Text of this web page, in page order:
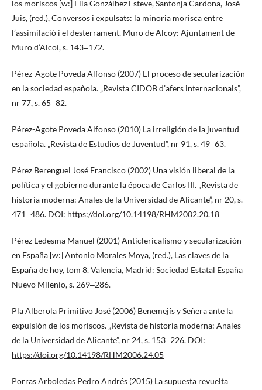
los moriscos [w:] Elia Gonzálbez Esteve, Santonja Cardona, José
Juis, (red.), Conversos i expulsats: la minoria morisca entre
l’assimilació i el desterrament. Muro de Alcoy: Ajuntament de
Muro d’Alcoi, s. 143‒172.
Pérez-Agote Poveda Alfonso (2007) El proceso de secularización
en la sociedad española. „Revista CIDOB d’afers internacionals”,
nr 77, s. 65‒82.
Pérez-Agote Poveda Alfonso (2010) La irreligión de la juventud
española. „Revista de Estudios de Juventud”, nr 91, s. 49‒63.
Pérez Berenguel José Francisco (2002) Una visión liberal de la
política y el gobierno durante la época de Carlos III. „Revista de
historia moderna: Anales de la Universidad de Alicante”, nr 20, s.
471‒486. DOI: https://doi.org/10.14198/RHM2002.20.18
Pérez Ledesma Manuel (2001) Anticlericalismo y secularización
en España [w:] Antonio Morales Moya, (red.), Las claves de la
España de hoy, tom 8. Valencia, Madrid: Sociedad Estatal España
Nuevo Milenio, s. 269‒286.
Pla Alberola Primitivo José (2006) Benemejís y Señera ante la
expulsión de los moriscos. „Revista de historia moderna: Anales
de la Universidad de Alicante”, nr 24, s. 153‒226. DOI:
https://doi.org/10.14198/RHM2006.24.05
Porras Arboledas Pedro Andrés (2015) La supuesta revuelta